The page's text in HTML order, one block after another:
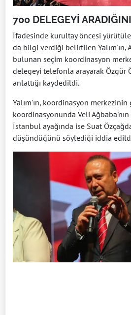
700 DELEGEYİ
İfadesinde kurultay öncesi
da bilgi verdiği belirtilen Yalım'ın,
bulunan seçim koordinasyon
delegeyi telefonla arayarak Özgür
anlattığı kaydedildi.
Yalım'ın, koordinasyon merkezinin
koordinasyonunda Veli
İstanbul ayağında ise Suat
düşündüğünü söylediği iddia